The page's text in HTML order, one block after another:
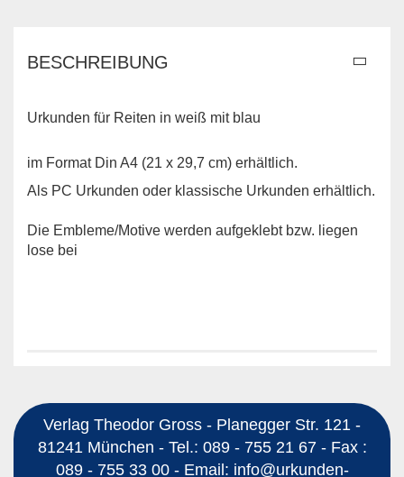
BESCHREIBUNG
Urkunden für Reiten in weiß mit blau
im Format Din A4 (21 x 29,7 cm) erhältlich.
Als PC Urkunden oder klassische Urkunden erhältlich.
Die Embleme/Motive werden aufgeklebt bzw. liegen
lose bei
Verlag Theodor Gross - Planegger Str. 121 -
81241 München - Tel.: 089 - 755 21 67 - Fax :
089 - 755 33 00 - Email: info@urkunden-